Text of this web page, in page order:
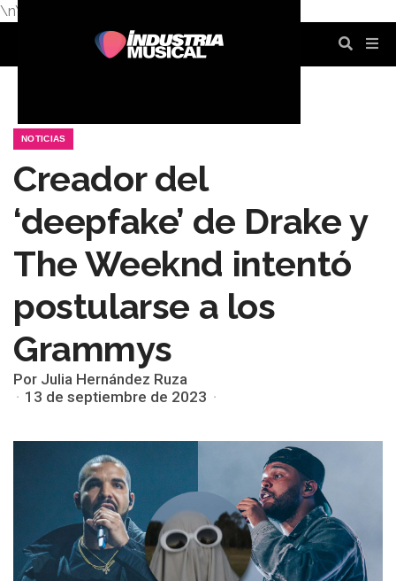
\n\n
NOTICIAS
Creador del
‘deepfake’ de Drake y
The Weeknd intentó
postularse a los
Grammys
Por Julia Hernández Ruza
13 de septiembre de 2023